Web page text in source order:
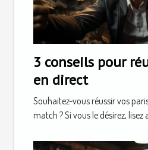
3 conseils pour
en direct
Souhaitez-vous réussir vos
match ? Si vous le désirez, lisez